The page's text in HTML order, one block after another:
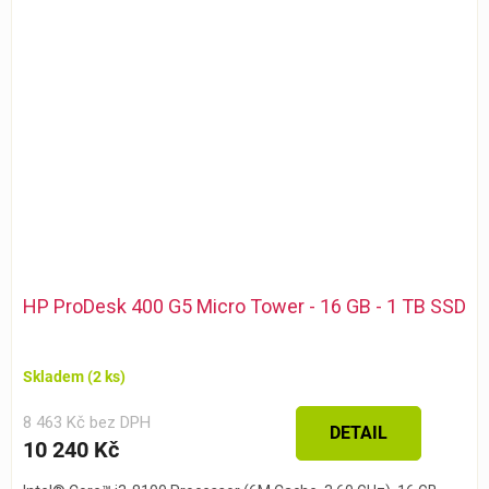
HP ProDesk 400 G5 Micro Tower - 16 GB - 1 TB SSD
Skladem(2 ks)
8 463 Kč bez DPH
10 240 Kč
DETAIL